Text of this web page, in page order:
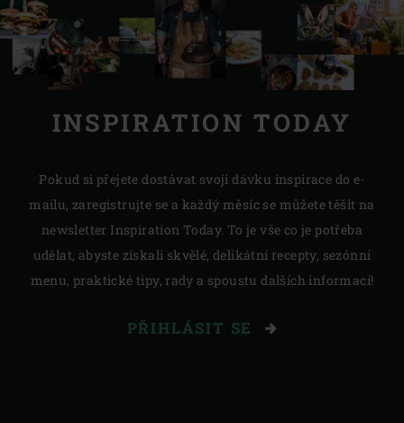
INSPIRATION TODAY
Pokud si přejete dostávat svoji dávku inspirace do e-
mailu, zaregistrujte se a každý měsíc se můžete těšit na
newsletter Inspiration Today. To je vše co je potřeba
udělat, abyste získali skvělé, delikátní recepty, sezónní
menu, praktické tipy, rady a spoustu dalších informací!
PŘIHLÁSIT SE